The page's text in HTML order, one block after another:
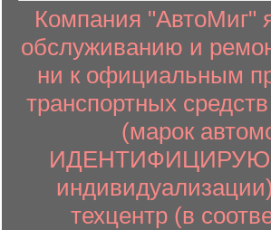
Компания
обслуживанию и
ни к официальным
транспортных
(марок
техцентр (в